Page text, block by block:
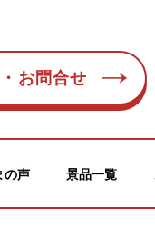
お問合せ
の声 景品一覧